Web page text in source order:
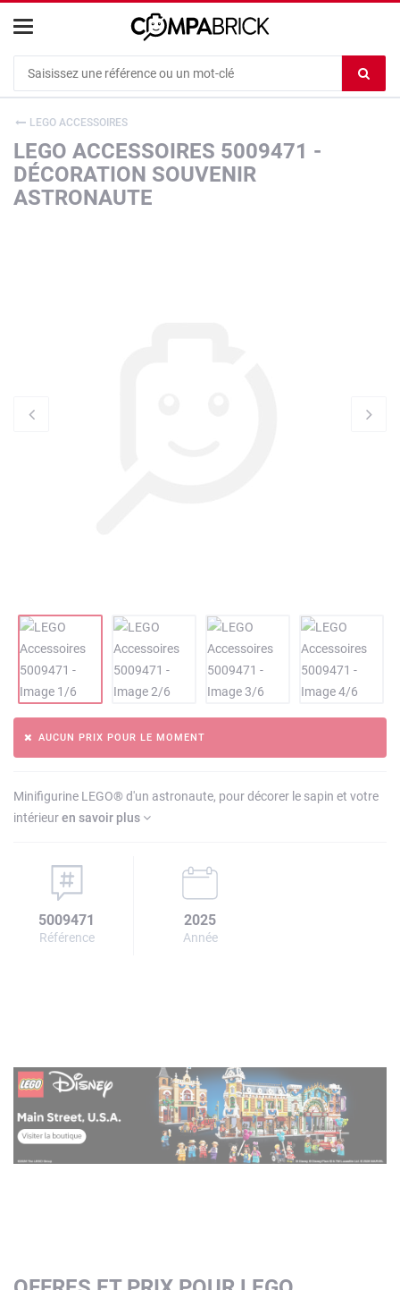
le
LEGO ACCESSOIRES
LEGO ACCESSOIRES 5009471 -
DÉCORATION SOUVENIR
ASTRONAUTE
AUCUN PRIX POUR LE MOMENT
Minifigurine LEGO® d'un astronaute, pour décorer le sapin et votre
intérieuren savoir plus
5009471
Référence
2025
Année
Cookies management panel